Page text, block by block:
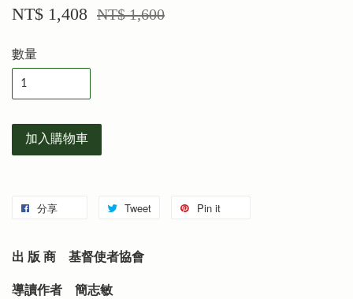
NT$ 1,408 NT$ 1,600
數量
加入購物車
分享 Tweet Pin it
出 版 商 基督使者協會
導讀作者 簡志敏